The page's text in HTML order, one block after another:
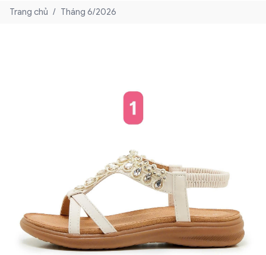
Trang chủ / Tháng 6/2026